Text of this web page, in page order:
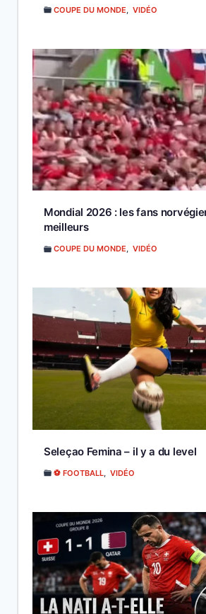
COUPE DU MONDE, VIDÉO
Mondial 2026 : les fans
meilleurs
COUPE DU MONDE, VIDÉO
Seleçao Femina – il y a du level
⚽ FOOTBALL VIDÉO